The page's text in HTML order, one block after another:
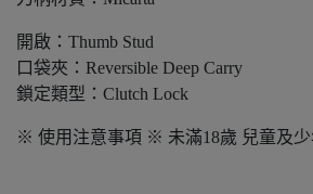
開啟：Thumb Stud
口袋夾：Reversible Deep Carry
鎖定類型：Clutch Lock
※ 使用注意事項 ※ 未滿18歲 兒童及少